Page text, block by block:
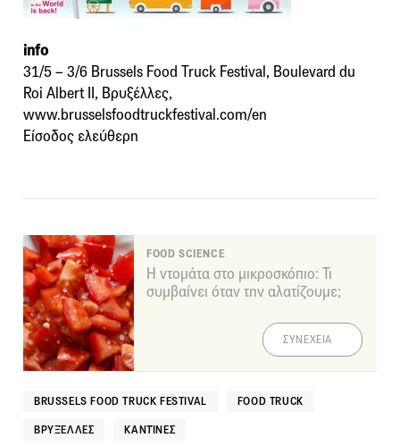
info
31/5 – 3/6 Brussels Food Truck Festival, Boulevard du
Roi Albert II, Βρυξέλλες,
www.brusselsfoodtruckfestival.com/en
Είσοδος ελεύθερη
FOOD SCIENCE
Η ντομάτα στο μικροσκόπιο: Τι
συμβαίνει όταν την αλατίζουμε;
ΣΥΝΕΧΕΙΑ
BRUSSELS FOOD TRUCK FESTIVAL FOOD TRUCK
ΒΡΥΞΈΛΛΕΣ ΚΑΝΤΊΝΕΣ